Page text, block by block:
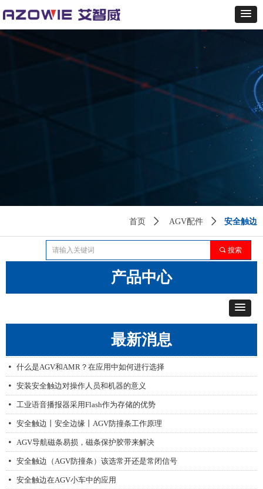
首页 ꄲ AGV配件 ꄲ 安全触边
产品中心
最新消息
AGV无线漫游网桥，让AGV不掉线
넸 什么是AGV和AMR？在应用中如何进行选择
넸 安装安全触边对操作人员和机器的意义
넸 工业语音播报器采用Flash作为存储的优势
넸 安全触边丨安全边缘丨AGV防撞条工作原理
넸 AGV导航磁条易损，磁条保护胶带来解决
넸 安全触边（AGV防撞条）该选常开还是常闭信号
넸 安全触边在AGV小车中的应用
끠 搜索